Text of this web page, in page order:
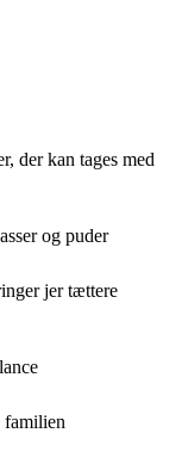
der kan tages med
og puder
jer tættere
familien